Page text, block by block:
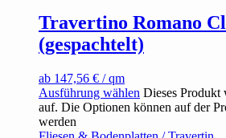
Travertino Romano
(gespachtelt)
ab 147,56 € / qm
Ausführung wählen Dieses Produkt
auf. Die Optionen können auf der
werden